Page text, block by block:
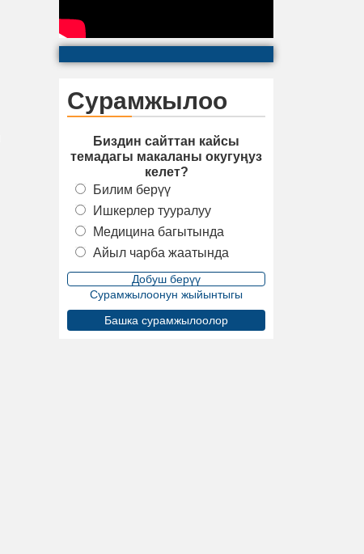
Сурамжылоо
Биздин сайттан кайсы
темадагы макаланы окугуңуз
келет?
Билим берүү
Ишкерлер тууралуу
Медицина багытында
Айыл чарба жаатында
Сурамжылоонун жыйынтыгы
Башка сурамжылоолор